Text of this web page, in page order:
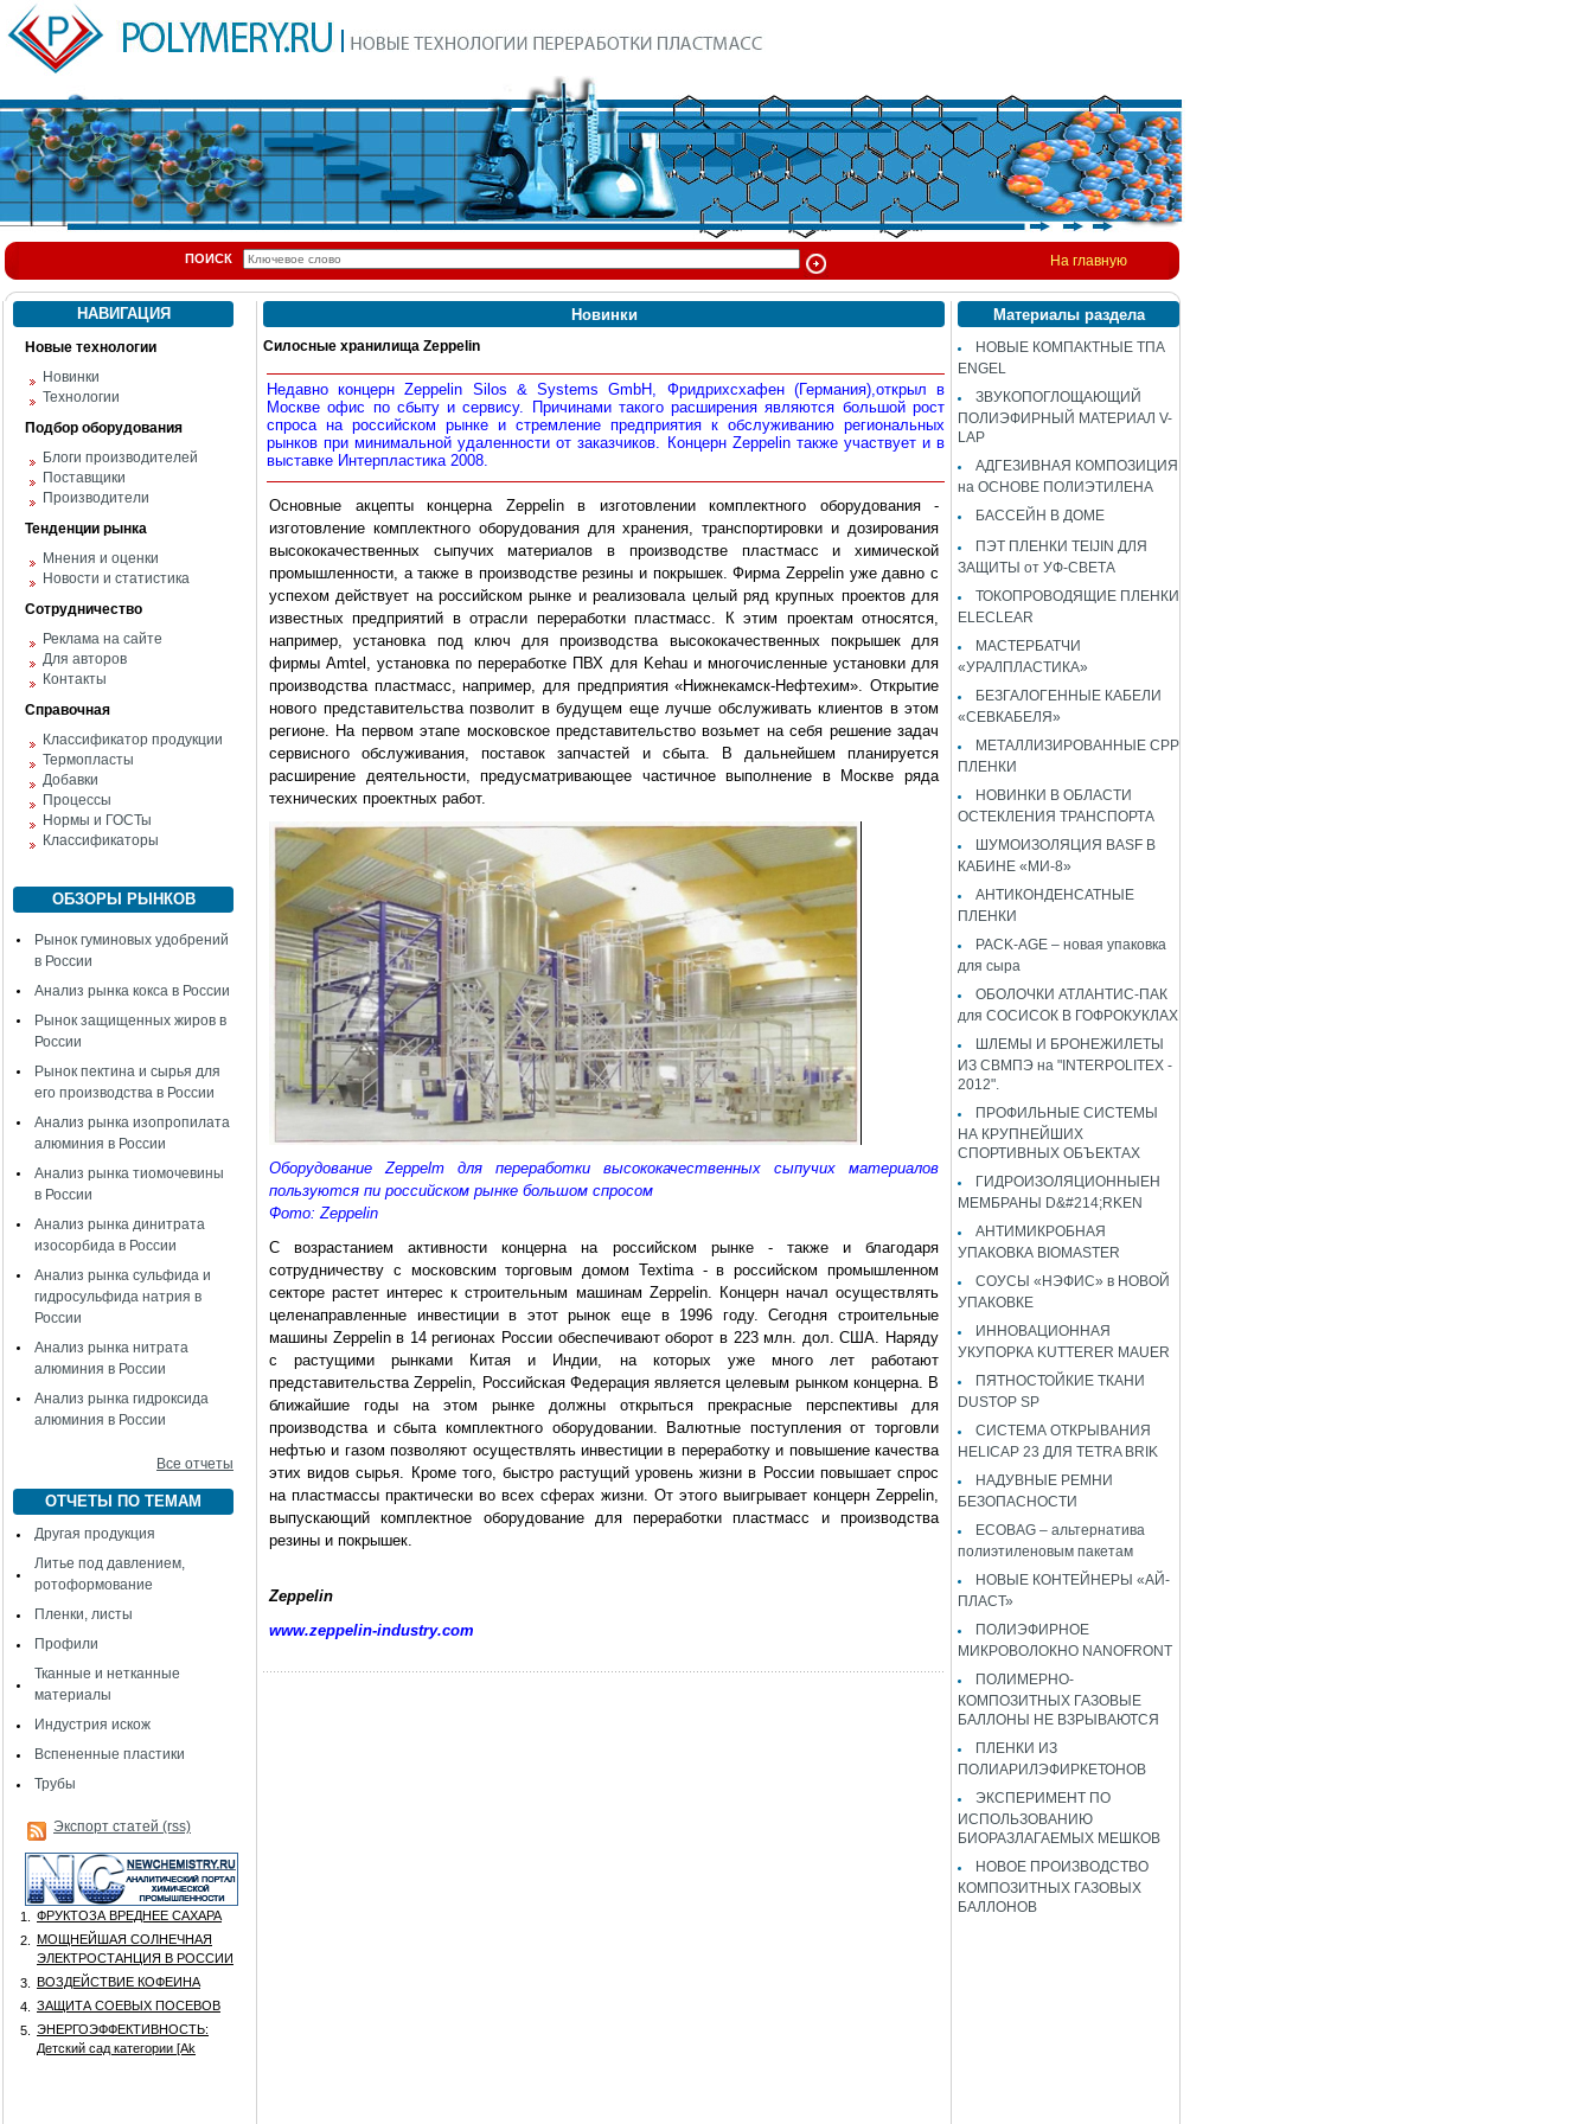
ПОИСК На главную
НАВИГАЦИЯ
Новые технологии
Новинки
Технологии
Подбор оборудования
Блоги производителей
Поставщики
Производители
Тенденции рынка
Мнения и оценки
Новости и статистика
Сотрудничество
Реклама на сайте
Для авторов
Контакты
Справочная
Классификатор продукции
Термопласты
Добавки
Процессы
Нормы и ГОСТы
Классификаторы
ОБЗОРЫ РЫНКОВ
Рынок гуминовых удобрений
в России
Анализ рынка кокса в России
Рынок защищенных жиров в
России
Рынок пектина и сырья для
его производства в России
Анализ рынка изопропилата
алюминия в России
Анализ рынка тиомочевины
в России
Анализ рынка динитрата
изосорбида в России
Анализ рынка сульфида и
гидросульфида натрия в
России
Анализ рынка нитрата
алюминия в России
Анализ рынка гидроксида
алюминия в России
Все отчеты
ОТЧЕТЫ ПО ТЕМАМ
Другая продукция
Литье под давлением,
ротоформование
Пленки, листы
Профили
Тканные и нетканные
материалы
Индустрия искож
Вспененные пластики
Трубы
Экспорт статей (rss)
1.
ФРУКТОЗА ВРЕДНЕЕ САХАРА
2.
МОЩНЕЙШАЯ СОЛНЕЧНАЯ
ЭЛЕКТРОСТАНЦИЯ В РОССИИ
3.
ВОЗДЕЙСТВИЕ КОФЕИНА
4.
ЗАЩИТА СОЕВЫХ ПОСЕВОВ
5.
ЭНЕРГОЭФФЕКТИВНОСТЬ:
Детский сад категории [Аk
Новинки
Силосные хранилища Zeppelin
Недавно концерн Zeppelin Silos & Systems GmbH, Фридрихсхафен (Германия),открыл в
Москве офис по сбыту и сервису. Причинами такого расширения являются большой рост
спроса на российском рынке и стремление предприятия к обслуживанию региональных
рынков при минимальной удаленности от заказчиков. Концерн Zeppelin также участвует и в
выставке Интерпластика 2008.
Основные акцепты концерна Zeppelin в изготовлении комплектного оборудования -
изготовление комплектного оборудования для хранения, транспортировки и дозирования
высококачественных сыпучих материалов в производстве пластмасс и химической
промышленности, а также в производстве резины и покрышек. Фирма Zeppelin уже давно с
успехом действует на российском рынке и реализовала целый ряд крупных проектов для
известных предприятий в отрасли переработки пластмасс. К этим проектам относятся,
например, установка под ключ для производства высококачественных покрышек для
фирмы Amtel, установка по переработке ПВХ для Kehau и многочисленные установки для
производства пластмасс, например, для предприятия «Нижнекамск-Нефтехим». Открытие
нового представительства позволит в будущем еще лучше обслуживать клиентов в этом
регионе. На первом этапе московское представительство возьмет на себя решение задач
сервисного обслуживания, поставок запчастей и сбыта. В дальнейшем планируется
расширение деятельности, предусматривающее частичное выполнение в Москве ряда
технических проектных работ.
Оборудование Zeppelm для переработки высококачественных сыпучих материалов
пользуются пи российском рынке большом спросом
Фото: Zeppelin
С возрастанием активности концерна на российском рынке - также и благодаря
сотрудничеству с московским торговым домом Textima - в российском промышленном
секторе растет интерес к строительным машинам Zeppelin. Концерн начал осуществлять
целенаправленные инвестиции в этот рынок еще в 1996 году. Сегодня строительные
машины Zeppelin в 14 регионах России обеспечивают оборот в 223 млн. дол. США. Наряду
с растущими рынками Китая и Индии, на которых уже много лет работают
представительства Zeppelin, Российская Федерация является целевым рынком концерна. В
ближайшие годы на этом рынке должны открыться прекрасные перспективы для
производства и сбыта комплектного оборудовании. Валютные поступления от торговли
нефтью и газом позволяют осуществлять инвестиции в переработку и повышение качества
этих видов сырья. Кроме того, быстро растущий уровень жизни в России повышает спрос
на пластмассы практически во всех сферах жизни. От этого выигрывает концерн Zeppelin,
выпускающий комплектное оборудование для переработки пластмасс и производства
резины и покрышек.
Zeppelin
www.zeppelin-industry.com
Материалы раздела
НОВЫЕ КОМПАКТНЫЕ ТПА
ENGEL
ЗВУКОПОГЛОЩАЮЩИЙ
ПОЛИЭФИРНЫЙ МАТЕРИАЛ V-
LAP
АДГЕЗИВНАЯ КОМПОЗИЦИЯ
на ОСНОВЕ ПОЛИЭТИЛЕНА
БАССЕЙН В ДОМЕ
ПЭТ ПЛЕНКИ TEIJIN ДЛЯ
ЗАЩИТЫ от УФ-СВЕТА
ТОКОПРОВОДЯЩИЕ ПЛЕНКИ
ELECLEAR
МАСТЕРБАТЧИ
«УРАЛПЛАСТИКА»
БЕЗГАЛОГЕННЫЕ КАБЕЛИ
«СЕВКАБЕЛЯ»
МЕТАЛЛИЗИРОВАННЫЕ CPP
ПЛЕНКИ
НОВИНКИ В ОБЛАСТИ
ОСТЕКЛЕНИЯ ТРАНСПОРТА
ШУМОИЗОЛЯЦИЯ BASF В
КАБИНЕ «МИ-8»
АНТИКОНДЕНСАТНЫЕ
ПЛЕНКИ
PACK-AGE – новая упаковка
для сыра
ОБОЛОЧКИ АТЛАНТИС-ПАК
для СОСИСОК В ГОФРОКУКЛАХ
ШЛЕМЫ И БРОНЕЖИЛЕТЫ
ИЗ СВМПЭ на "INTERPOLITEX -
2012".
ПРОФИЛЬНЫЕ СИСТЕМЫ
НА КРУПНЕЙШИХ
СПОРТИВНЫХ ОБЪЕКТАХ
ГИДРОИЗОЛЯЦИОННЫЕН
МЕМБРАНЫ D&#214;RKEN
АНТИМИКРОБНАЯ
УПАКОВКА BIOMASTER
СОУСЫ «НЭФИС» в НОВОЙ
УПАКОВКЕ
ИННОВАЦИОННАЯ
УКУПОРКА KUTTERER MAUER
ПЯТНОСТОЙКИЕ ТКАНИ
DUSTOP SP
СИСТЕМА ОТКРЫВАНИЯ
HELICAP 23 ДЛЯ TETRA BRIK
НАДУВНЫЕ РЕМНИ
БЕЗОПАСНОСТИ
ECOBAG – альтернатива
полиэтиленовым пакетам
НОВЫЕ КОНТЕЙНЕРЫ «АЙ-
ПЛАСТ»
ПОЛИЭФИРНОЕ
МИКРОВОЛОКНО NANOFRONT
ПОЛИМЕРНО-
КОМПОЗИТНЫХ ГАЗОВЫЕ
БАЛЛОНЫ НЕ ВЗРЫВАЮТСЯ
ПЛЕНКИ ИЗ
ПОЛИАРИЛЭФИРКЕТОНОВ
ЭКСПЕРИМЕНТ ПО
ИСПОЛЬЗОВАНИЮ
БИОРАЗЛАГАЕМЫХ МЕШКОВ
НОВОЕ ПРОИЗВОДСТВО
КОМПОЗИТНЫХ ГАЗОВЫХ
БАЛЛОНОВ